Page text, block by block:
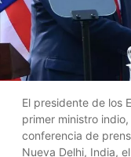
El presidente de los
primer ministro
conferencia de
Nueva Delhi, India,